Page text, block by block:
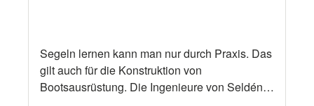
Segeln lernen kann man nur durch Praxis. Das
gilt auch für die Konstruktion von
Bootsausrüstung. Die Ingenieure von Seldén